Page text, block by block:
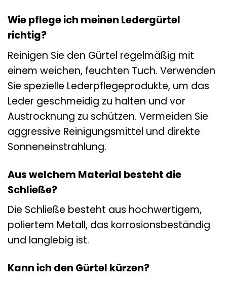
Wie pflege ich meinen Ledergürtel
richtig?
Reinigen Sie den Gürtel regelmäßig mit
einem weichen, feuchten Tuch. Verwenden
Sie spezielle Lederpflegeprodukte, um das
Leder geschmeidig zu halten und vor
Austrocknung zu schützen. Vermeiden Sie
aggressive Reinigungsmittel und direkte
Sonneneinstrahlung.
Aus welchem Material besteht die
Schließe?
Die Schließe besteht aus hochwertigem,
poliertem Metall, das korrosionsbeständig
und langlebig ist.
Kann ich den Gürtel kürzen?